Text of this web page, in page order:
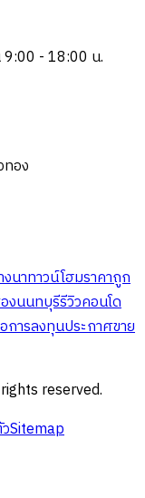
9:00 - 18:00 น.
อง
นาทาวน์โฮมราคาถูก
งนนทบุรีรีวิวคอนโด
การลงทุนประกาศขาย
reserved.
Sitemap